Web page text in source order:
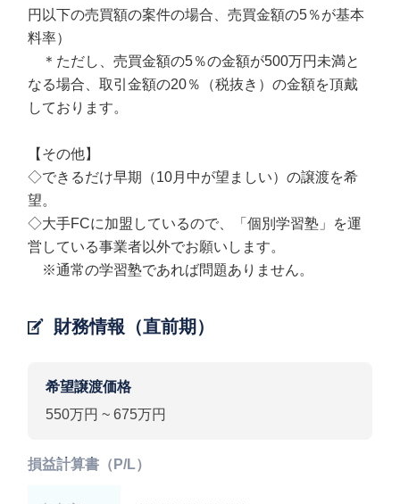
円以下の売買額の案件の場合、売買金額の5％が基本
料率）
＊ただし、売買金額の5％の金額が500万円未満と
なる場合、取引金額の20％（税抜き）の金額を頂戴
しております。
【その他】
◇できるだけ早期（10月中が望ましい）の譲渡を希
望。
◇大手FCに加盟しているので、「個別学習塾」を運
営している事業者以外でお願いします。
※通常の学習塾であれば問題ありません。
財務情報（直前期）
希望譲渡価格
550万円 ~ 675万円
損益計算書（P/L）